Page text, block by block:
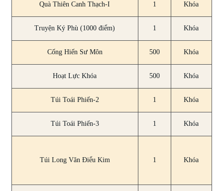
Quà Thiên Canh Thạch-I 1 Khóa
Truyện Ký Phù (1000 điểm) 1 Khóa
Cống Hiến Sư Môn 500 Khóa
Hoạt Lực Khóa 500 Khóa
Túi Toái Phiến-2 1 Khóa
Túi Toái Phiến-3 1 Khóa
Túi Long Văn Điểu Kim 1 Khóa